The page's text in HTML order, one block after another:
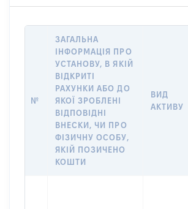
№
ЗАГАЛЬНА
ІНФОРМАЦІЯ ПРО
УСТАНОВУ, В ЯКІЙ
ВІДКРИТІ
РАХУНКИ АБО ДО
ЯКОЇ ЗРОБЛЕНІ
ВІДПОВІДНІ
ВНЕСКИ, ЧИ ПРО
ФІЗИЧНУ ОСОБУ,
ЯКІЙ ПОЗИЧЕНО
КОШТИ
ВИД
АКТИВУ